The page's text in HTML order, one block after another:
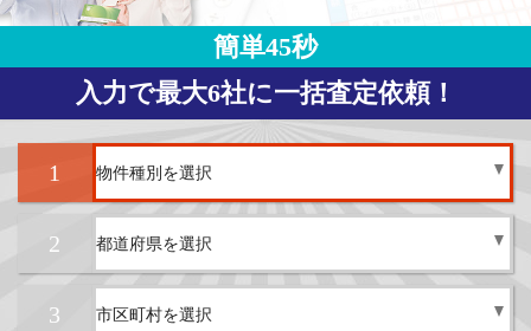
簡単45秒
入力で最大6社に一括査定依頼！
1
2
3